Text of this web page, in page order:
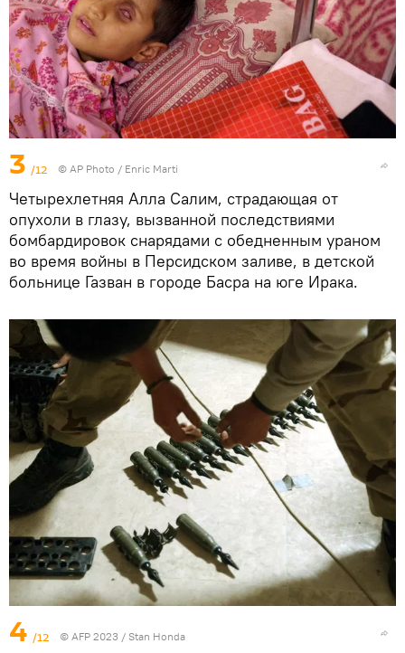
3 /12 © AP Photo / Enric Marti
Четырехлетняя Алла Салим, страдающая от
опухоли в глазу, вызванной последствиями
бомбардировок снарядами с обедненным ураном
во время войны в Персидском заливе, в детской
больнице Газван в городе Басра на юге Ирака.
4 /12 © AFP 2023 / Stan Honda